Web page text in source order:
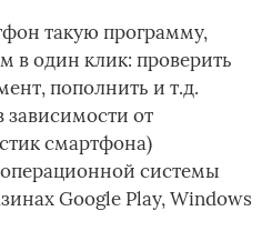
такую программу,
в один клик: проверить
пополнить и т.д.
зависимости от
смартфона)
системы
Google Play, Windows